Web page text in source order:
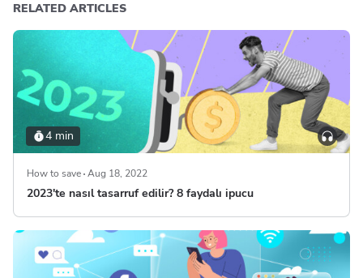
RELATED ARTICLES
4 min
How to save Aug 18, 2022
2023'te nasıl tasarruf edilir? 8 faydalı ipucu